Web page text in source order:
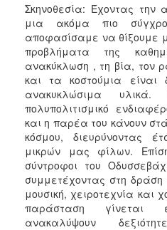
Σκηνοθεσία: Έχοντας
μια ακόμα πιο
αποφασίσαμε να θίξουμε
προβλήματα της
ανακύκλωση , τη βία, τον
και τα κοστούμια
ανακυκλώσιμα υλικά.
πολυπολιτισμικό
και η παρέα του κάνουν
κόσμου, διευρύνοντας
μικρών μας φίλων.
σύντροφοι του
συμμετέχοντας στη
μουσική, χειροτεχνία και
παράσταση
ανακαλύψουν